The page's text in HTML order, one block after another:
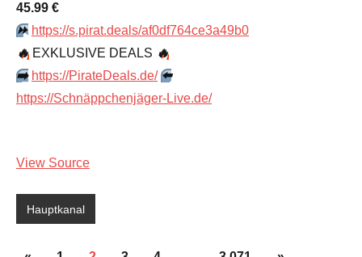
45.99 €
⏩️ https://s.pirat.deals/af0df764ce3a49b0
🔥 EXKLUSIVE DEALS 🔥
➡️ https://PirateDeals.de/ ⬅️
https://Schnäppchenjäger-Live.de/
View Source
Hauptkanal